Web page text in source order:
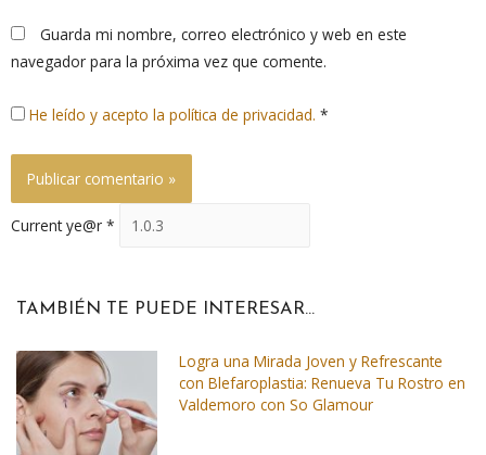
Guarda mi nombre, correo electrónico y web en este
navegador para la próxima vez que comente.
He leído y acepto la política de privacidad. *
Current ye@r *
TAMBIÉN TE PUEDE INTERESAR...
Logra una Mirada Joven y Refrescante
con Blefaroplastia: Renueva Tu Rostro en
Valdemoro con So Glamour